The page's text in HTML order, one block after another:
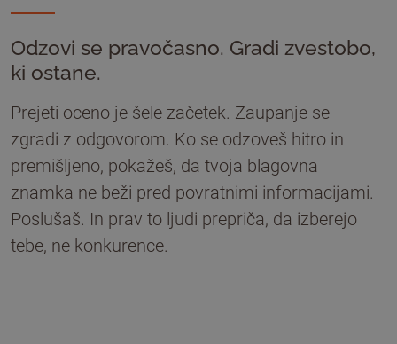
Odzovi se pravočasno. Gradi zvestobo,
ki ostane.
Prejeti oceno je šele začetek. Zaupanje se
zgradi z odgovorom. Ko se odzoveš hitro in
premišljeno, pokažeš, da tvoja blagovna
znamka ne beži pred povratnimi informacijami.
Poslušaš. In prav to ljudi prepriča, da izberejo
tebe, ne konkurence.